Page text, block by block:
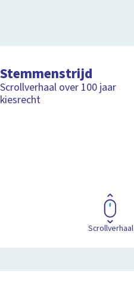
Stemmenstrijd
Scrollverhaal over 100 jaar
kiesrecht
Scrollverhaal